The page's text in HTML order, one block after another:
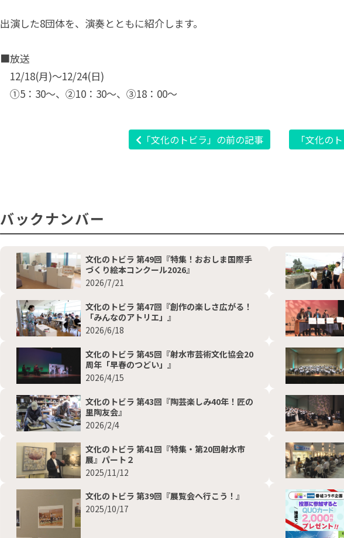
出演した8団体を、演奏とともに紹介します。
■放送
12/18(月)〜12/24(日)
①5：30〜、②10：30〜、③18：00〜
「文化のトビラ」の前の記事 「文化の
バックナンバー
文化のトビラ 第49回『特集！おおしま国際手
づくり絵本コンクール2026』
2026/7/21
文化のトビラ 第47回『創作の楽しさ広がる！
「みんなのアトリエ」』
2026/6/18
文化のトビラ 第45回『射水市芸術文化協会20
周年「早春のつどい」』
2026/4/15
文化のトビラ 第43回『陶芸楽しみ40年！匠の
里陶友会』
2026/2/4
文化のトビラ 第41回『特集・第20回射水市
展』パート２
2025/11/12
文化のトビラ 第39回『展覧会へ行こう！』
2025/10/17